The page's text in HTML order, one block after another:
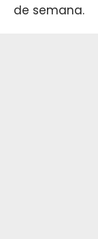
de semana.